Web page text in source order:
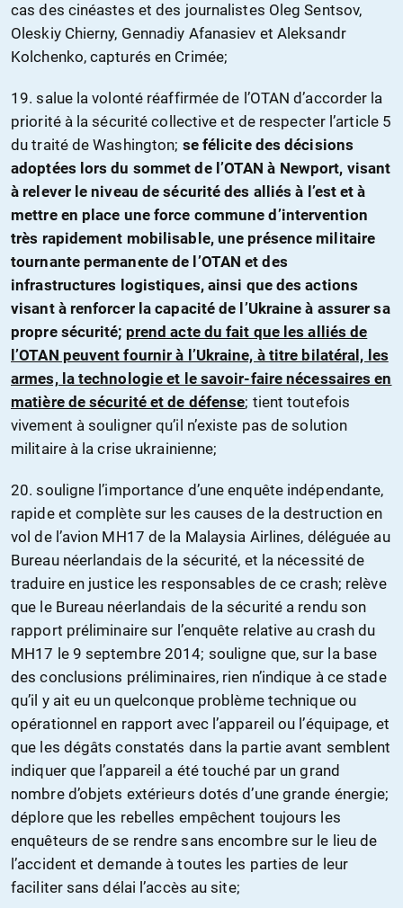
cas des cinéastes et des journalistes Oleg Sentsov,
Oleskiy Chierny, Gennadiy Afanasiev et Aleksandr
Kolchenko, capturés en Crimée;
19. salue la volonté réaffirmée de l’OTAN d’accorder la
priorité à la sécurité collective et de respecter l’article 5
du traité de Washington; se félicite des décisions
adoptées lors du sommet de l’OTAN à Newport, visant
à relever le niveau de sécurité des alliés à l’est et à
mettre en place une force commune d’intervention
très rapidement mobilisable, une présence militaire
tournante permanente de l’OTAN et des
infrastructures logistiques, ainsi que des actions
visant à renforcer la capacité de l’Ukraine à assurer sa
propre sécurité; prend acte du fait que les alliés de
l’OTAN peuvent fournir à l’Ukraine, à titre bilatéral, les
armes, la technologie et le savoir-faire nécessaires en
matière de sécurité et de défense; tient toutefois
vivement à souligner qu’il n’existe pas de solution
militaire à la crise ukrainienne;
20. souligne l’importance d’une enquête indépendante,
rapide et complète sur les causes de la destruction en
vol de l’avion MH17 de la Malaysia Airlines, déléguée au
Bureau néerlandais de la sécurité, et la nécessité de
traduire en justice les responsables de ce crash; relève
que le Bureau néerlandais de la sécurité a rendu son
rapport préliminaire sur l’enquête relative au crash du
MH17 le 9 septembre 2014; souligne que, sur la base
des conclusions préliminaires, rien n’indique à ce stade
qu’il y ait eu un quelconque problème technique ou
opérationnel en rapport avec l’appareil ou l’équipage, et
que les dégâts constatés dans la partie avant semblent
indiquer que l’appareil a été touché par un grand
nombre d’objets extérieurs dotés d’une grande énergie;
déplore que les rebelles empêchent toujours les
enquêteurs de se rendre sans encombre sur le lieu de
l’accident et demande à toutes les parties de leur
faciliter sans délai l’accès au site;